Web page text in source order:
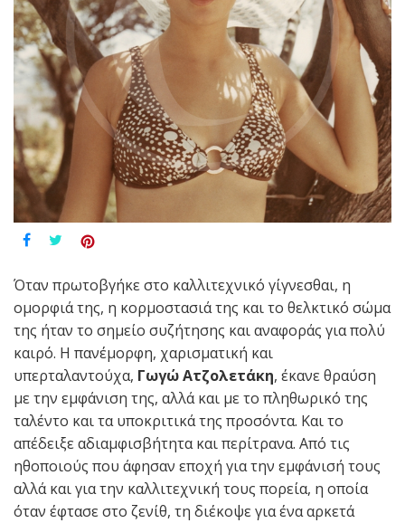
Όταν πρωτοβγήκε στο καλλιτεχνικό γίγνεσθαι, η
ομορφιά της, η κορμοστασιά της και το θελκτικό σώμα
της ήταν το σημείο συζήτησης και αναφοράς για πολύ
καιρό. Η πανέμορφη, χαρισματική και
υπερταλαντούχα, Γωγώ Ατζολετάκη, έκανε θραύση
με την εμφάνιση της, αλλά και με το πληθωρικό της
ταλέντο και τα υποκριτικά της προσόντα. Και το
απέδειξε αδιαμφισβήτητα και περίτρανα. Από τις
ηθοποιούς που άφησαν εποχή για την εμφάνισή τους
αλλά και για την καλλιτεχνική τους πορεία, η οποία
όταν έφτασε στο ζενίθ, τη διέκοψε για ένα αρκετά